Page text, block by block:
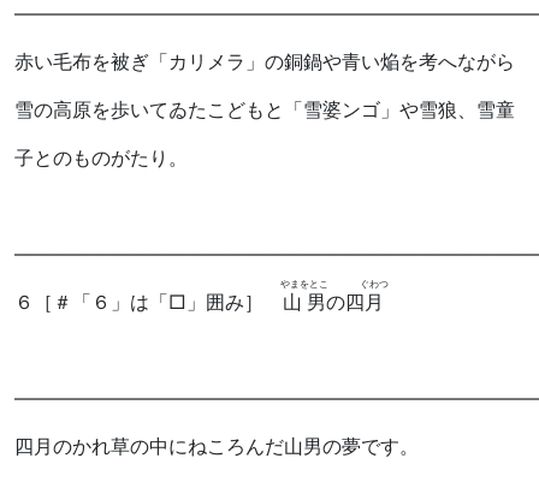
赤い毛布を被ぎ「カリメラ」の銅鍋や青い焔を考へながら
雪の高原を歩いてゐたこどもと「雪婆ンゴ」や雪狼、雪童
子とのものがたり。
６
［＃「６」は「□」囲み］ 山男
やまをとこ
の四月
ぐわつ
四月のかれ草の中にねころんだ山男の夢です。